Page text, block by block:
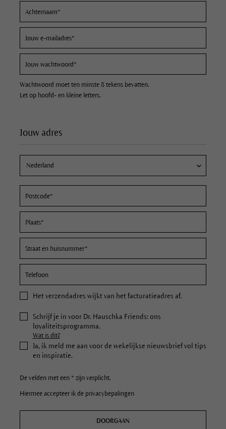
Wachtwoord moet ten minste 8 tekens bevatten.
Let op hoofd- en kleine letters.
Jouw adres
Het verzendadres wijkt van het facturatieadres af.
Schrijf je in voor Dr. Hauschka Friends: ons
loyaliteitsprogramma.
Wat is dit?
Ja, ik meld me aan voor de wekelijkse nieuwsbrief vol tips
en inspiratie.
De velden met een * zijn verplicht.
Hiermee accepteer ik de privacybepalingen
DOORGAAN